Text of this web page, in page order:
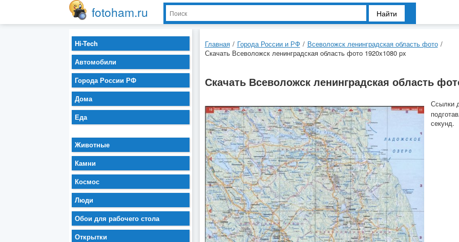
fotoham.ru Найти
Главная / Города России и РФ / Всеволожск ленинградская область фото /
Скачать Всеволожск ленинградская область фото 1920x1080 px
Скачать Всеволожск ленинградская область
Ссылки
секунд.
Hi-Tech
Автомобили
Города России РФ
Дома
Еда
Животные
Камни
Космос
Люди
Обои для рабочего стола
Открытки